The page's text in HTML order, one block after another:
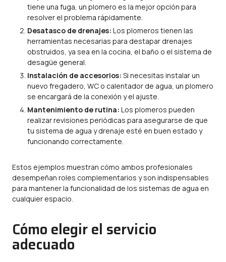
tiene una fuga, un plomero es la mejor opción para
resolver el problema rápidamente.
Desatasco de drenajes: Los plomeros tienen las
herramientas necesarias para destapar drenajes
obstruidos, ya sea en la cocina, el baño o el sistema de
desagüe general.
Instalación de accesorios: Si necesitas instalar un
nuevo fregadero, WC o calentador de agua, un plomero
se encargará de la conexión y el ajuste.
Mantenimiento de rutina: Los plomeros pueden
realizar revisiones periódicas para asegurarse de que
tu sistema de agua y drenaje esté en buen estado y
funcionando correctamente.
Estos ejemplos muestran cómo ambos profesionales
desempeñan roles complementarios y son indispensables
para mantener la funcionalidad de los sistemas de agua en
cualquier espacio.
Cómo elegir el servicio
adecuado